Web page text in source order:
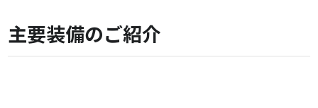
主要装備のご紹介